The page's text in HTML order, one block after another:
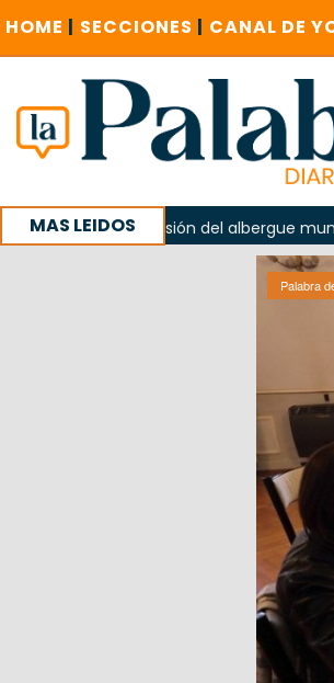
HOME | SECCIONES | CANAL DE
MAS LEIDOS
explosión del albergue municipal de
con un encuentro provincial en Roca
Palabra